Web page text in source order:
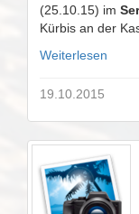
(25.10.15) im
Kürbis an der
Weiterlesen
19.10.2015